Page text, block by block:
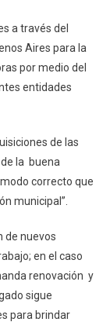
a través del
Aires para la
por medio del
entidades
de las
la buena
correcto que
municipal”.
de nuevos
en el caso
renovación y
sigue
para brindar